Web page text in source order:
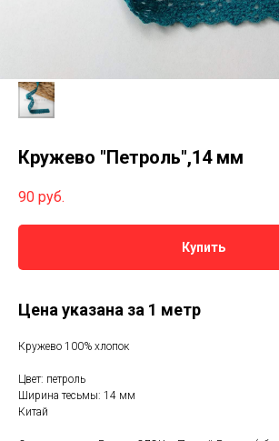
Кружево "Петроль",14 мм
90 руб.
Купить
Цена указана за 1 метр
Кружево 100% хлопок
Цвет: петроль
Ширина тесьмы: 14 мм
Китай